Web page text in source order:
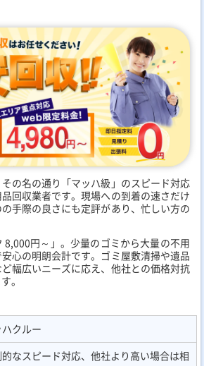
その名の通り「マッハ級」のスピード対応
回収業者です。現場への到着の速さだけ
手際の良さにも定評があり、忙しい方の
8,000円～」。少量のゴミから大量の不用
心の明朗会計です。ゴミ屋敷清掃や遺品
幅広いニーズに応え、他社との価格対抗
。
クルー
的なスピード対応、他社より高い場合は相